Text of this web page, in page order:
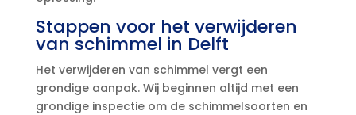
Stappen voor het verwijderen
van schimmel in Delft
Het verwijderen van schimmel vergt een
grondige aanpak.​ Wij beginnen altijd met een
grondige inspectie om de schimmelsoorten en